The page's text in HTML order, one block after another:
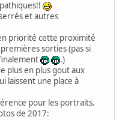
et autres
priorité cette proximité
sorties (pas si
.)
plus en plus gout aux
laissent une place à
pour les portraits.
de 2017: